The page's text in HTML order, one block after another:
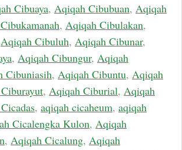
Cibuaya, Aqiqah Cibubuan, Aqiqah
, Aqiqah Cibulakan,
Aqiqah Cibuluh, Aqiqah Cibunar,
, Aqiqah Cibungur, Aqiqah
Cibuniasih, Aqiqah Cibuntu, Aqiqah
, Aqiqah Ciburial, Aqiqah
, aqiqah cicaheum, aqiqah
Cicalengka Kulon, Aqiqah
, Aqiqah Cicalung, Aqiqah